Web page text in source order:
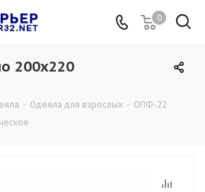
0
200х220
- Одеяла для взрослых - ОПФ-22